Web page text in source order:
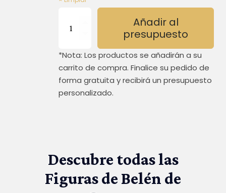
con
cantidad
Añadir al
presupuesto
*Nota: Los productos se añadirán a su
carrito de compra. Finalice su pedido de
forma gratuita y recibirá un presupuesto
personalizado.
Descubre todas las
Figuras de Belén de